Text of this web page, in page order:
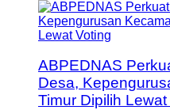
ABPEDNAS
Desa,
Timur Dipilih Lewat